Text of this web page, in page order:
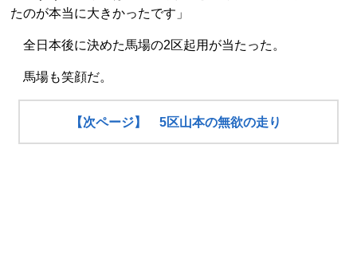
たのが本当に大きかったです」
全日本後に決めた馬場の2区起用が当たった。
馬場も笑顔だ。
【次ページ】 5区山本の無欲の走り